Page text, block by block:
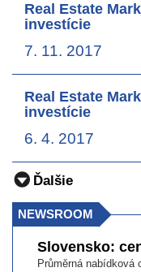
Real Estate
investície
7. 11. 2017
Real Estate
investície
6. 4. 2017
Ďalšie
NEWSROOM
Slovensko:
Průměrná nabídková